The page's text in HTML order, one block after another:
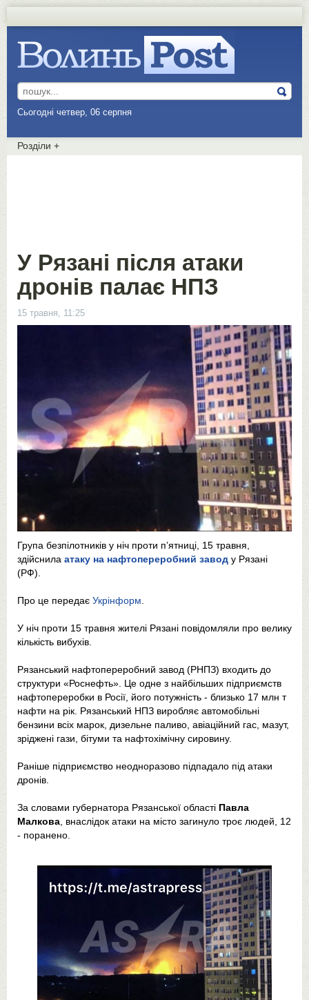
Сьогодні четвер, 06 серпня
Розділи +
У Рязані після атаки
дронів палає НПЗ
15 травня, 11:25
Група безпілотників у ніч проти п’ятниці, 15 травня,
здійснила атаку на нафтопереробний завод у Рязані
(РФ).
Про це передає Укрінформ
У ніч проти 15 травня жителі Рязані повідомляли про велику
кількість вибухів.
Рязанський нафтопереробний завод (РНПЗ) входить до
структури «Роснефть». Це одне з найбільших підприємств
нафтопереробки в Росії, його потужність - близько 17 млн т
нафти на рік. Рязанський НПЗ виробляє автомобільні
бензини всіх марок, дизельне паливо, авіаційний гас, мазут,
зріджені гази, бітуми та нафтохімічну сировину.
Раніше підприємство неодноразово підпадало під атаки
дронів.
За словами губернатора Рязанської області Павла
Малкова , внаслідок атаки на місто загинуло троє людей, 12
- поранено.